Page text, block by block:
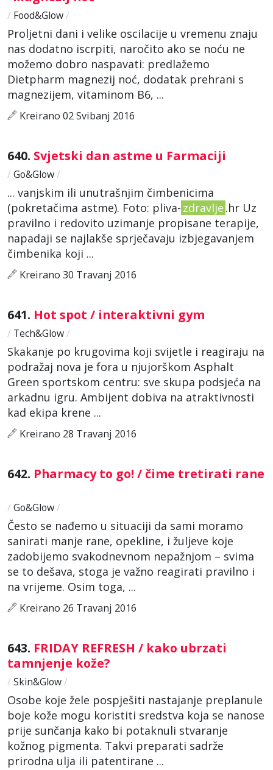
/ Food&Glow/
Proljetni dani i velike oscilacije u vremenu znaju
nas dodatno iscrpiti, naročito ako se noću ne
možemo dobro naspavati: predlažemo
Dietpharm magnezij noć, dodatak prehrani s
magnezijem, vitaminom B6, ...
Kreirano 02 Svibanj 2016
640. Svjetski dan astme u Farmaciji
/ Go&Glow/
... vanjskim ili unutrašnjim čimbenicima
(pokretačima astme). Foto: pliva- zdravlje .hr Uz
pravilno i redovito uzimanje propisane terapije,
napadaji se najlakše sprječavaju izbjegavanjem
čimbenika koji ...
Kreirano 30 Travanj 2016
641. Hot spot / interaktivni gym
/ Tech&Glow/
Skakanje po krugovima koji svijetle i reagiraju na
podražaj nova je fora u njujorškom Asphalt
Green sportskom centru: sve skupa podsjeća na
arkadnu igru. Ambijent dobiva na atraktivnosti
kad ekipa krene ...
Kreirano 28 Travanj 2016
642. Pharmacy to go! / čime tretirati rane
/ Go&Glow/
Često se nađemo u situaciji da sami moramo
sanirati manje rane, opekline, i žuljeve koje
zadobijemo svakodnevnom nepažnjom – svima
se to dešava, stoga je važno reagirati pravilno i
na vrijeme. Osim toga, ...
Kreirano 26 Travanj 2016
643. FRIDAY REFRESH / kako ubrzati
tamnjenje kože?
/ Skin&Glow/
Osobe koje žele pospješiti nastajanje preplanule
boje kože mogu koristiti sredstva koja se nanose
prije sunčanja kako bi potaknuli stvaranje
kožnog pigmenta. Takvi preparati sadrže
prirodna ulja ili patentirane ...